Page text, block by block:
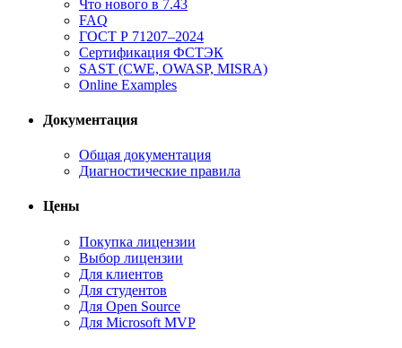
Что нового в 7.43
FAQ
ГОСТ Р 71207–2024
Сертификация ФСТЭК
SAST (CWE, OWASP, MISRA)
Online Examples
Документация
Общая документация
Диагностические правила
Цены
Покупка лицензии
Выбор лицензии
Для клиентов
Для студентов
Для Open Source
Для Microsoft MVP